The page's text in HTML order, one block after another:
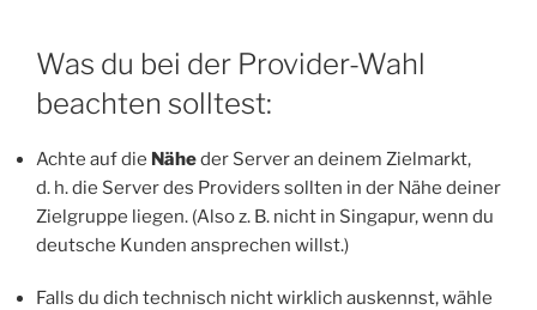
Was du bei der Provider-Wahl
beachten solltest:
Achte auf die Näheder Server an deinem Zielmarkt,
d. h. die Server des Providers sollten in der Nähe deiner
Zielgruppe liegen. (Also z. B. nicht in Singapur, wenn du
deutsche Kunden ansprechen willst.)
Falls du dich technisch nicht wirklich auskennst, wähle